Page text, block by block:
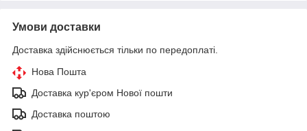
Умови доставки
Доставка здійснюється тільки по передоплаті.
Нова Пошта
Доставка кур'єром Нової пошти
Доставка поштою